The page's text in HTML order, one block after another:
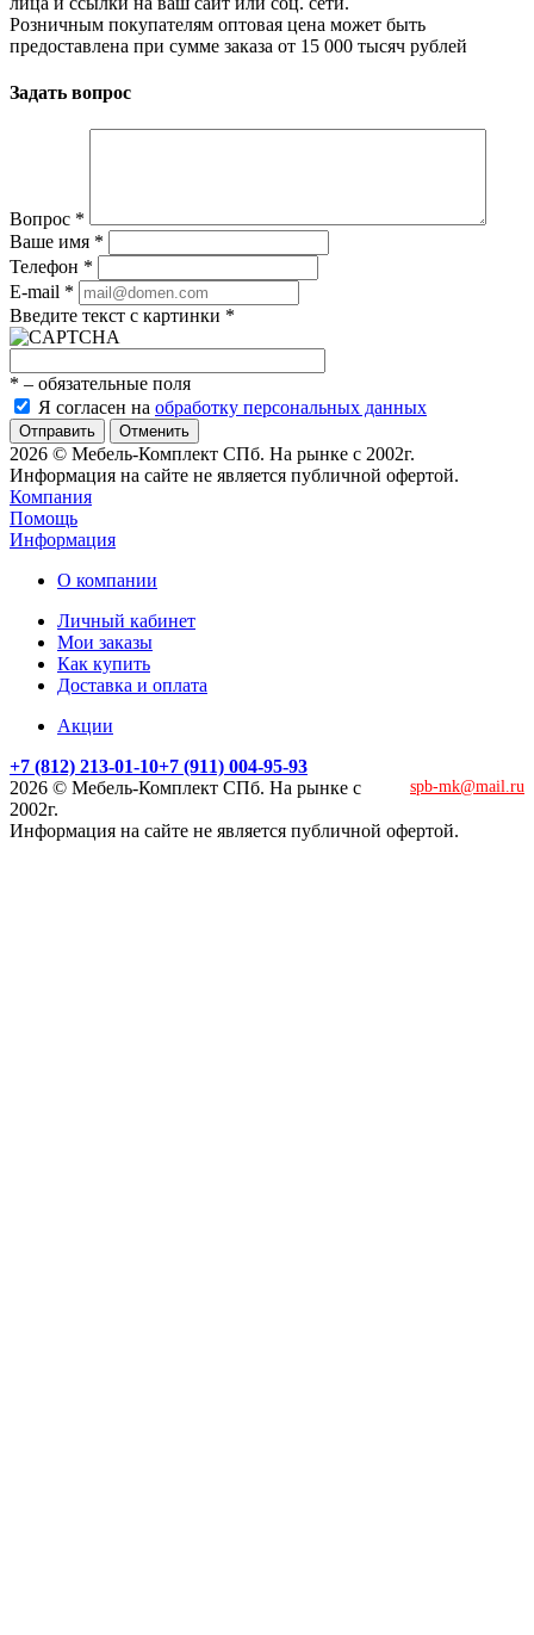
Розничным покупателям оптовая цена может быть
предоставлена при сумме заказа от 15 000 тысяч рублей
Задать вопрос
Вопрос *
Ваше имя *
Телефон *
E-mail *
Введите текст с картинки *
* – обязательные поля
Я согласен на обработку персональных данных
Отменить
2026 © Мебель-Комплект СПб. На рынке с 2002г.
Информация на сайте не является публичной офертой.
Компания
Помощь
Информация
О компании
Личный кабинет
Мои заказы
Как купить
Доставка и оплата
Акции
+7 (812) 213-01-10+7 (911) 004-95-93
spb-mk@mail.ru
2026 © Мебель-Комплект СПб. На рынке с
2002г.
Информация на сайте не является публичной офертой.